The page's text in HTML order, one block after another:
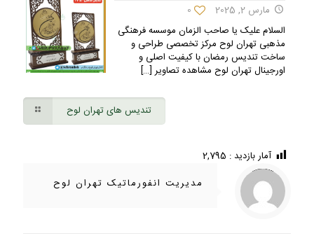
مارس 2, 2025
0
السلام علیک یا صاحب الزمان موسسه فرهنگی
مذهبی تهران لوح مرکز تخصصی طراحی و
ساخت تندیس رمضان با کیفیت اصلی و
اورجینال تهران لوح مشاهده تصاویر […]
تندیس های تهران لوح
آمار بازدید : 2,795
Warning
/home/ifapasar/tehranloh1.ir/wp-content/themes/betheme-2196/includes/content-single.php
on line
286
مدیریت انفورماتیک تهران لوح